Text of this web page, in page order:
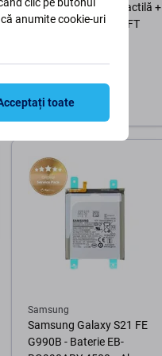
Ecran LCD + Sticlă Tactilă +
Ramă (Blue Black) TFT
ÎN STOC 10+ buc
Samsung
Samsung Galaxy S21 FE
G990B - Baterie EB-
clic pe butonul
anumite cookie-uri
toate